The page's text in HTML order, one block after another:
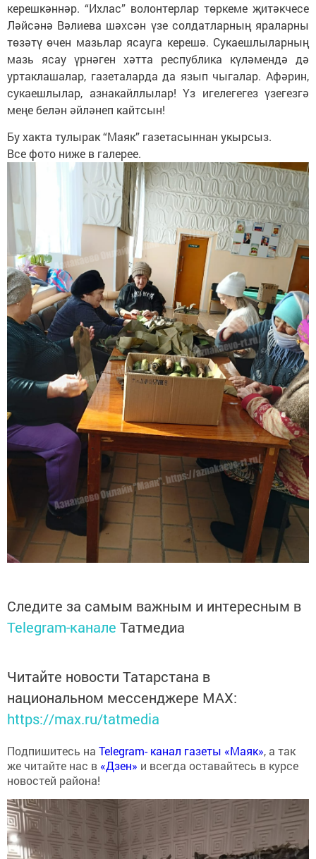
керешкәннәр. “Ихлас” волонтерлар төркеме җитәкчесе
Ләйсәнә Вәлиева шәхсән үзе солдатларның яраларны
төзәтү өчен мазьлар ясауга керешә. Сукаешлыларның
мазь ясау үрнәген хәтта республика күләмендә дә
уртаклашалар, газеталарда да язып чыгалар. Афәрин,
сукаешлылар, азнакайллылар! Үз игелегегез үзегезгә
меңе белән әйләнеп кайтсын!
Бу хакта тулырак “Маяк” газетасыннан укырсыз.
Все фото ниже в галерее.
Следите за самым важным и интересным в
Telegram-канале Татмедиа
Читайте новости Татарстана в
национальном мессенджере MАХ:
https://max.ru/tatmedia
Подпишитесь на Telegram- канал газеты «Маяк», а так
же читайте нас в «Дзен» и всегда оставайтесь в курсе
новостей района!